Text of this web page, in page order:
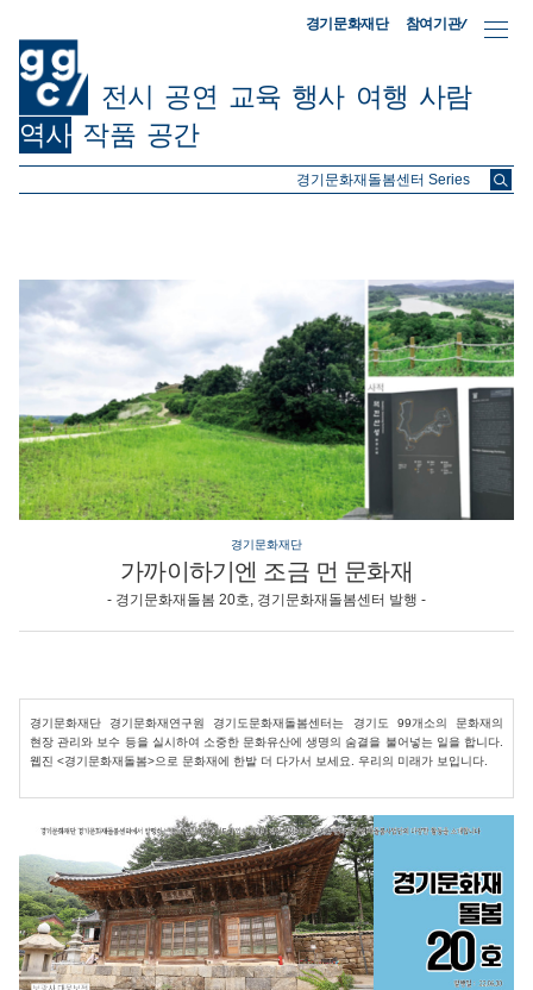
경기문화재단 참여기관/
전시 공연 교육 행사 여행 사람
역사 작품 공간
ggc/
경기문화재단
가까이하기엔 조금 먼 문화재
- 경기문화재돌봄 20호, 경기문화재돌봄센터 발행 -
경기문화재단 경기문화재연구원 경기도문화재돌봄센터는 경기도 99개소의 문화재의
현장 관리와 보수 등을 실시하여 소중한 문화유산에 생명의 숨결을 불어넣는 일을 합니다.
웹진 <경기문화재돌봄>으로 문화재에 한발 더 다가서 보세요. 우리의 미래가 보입니다.